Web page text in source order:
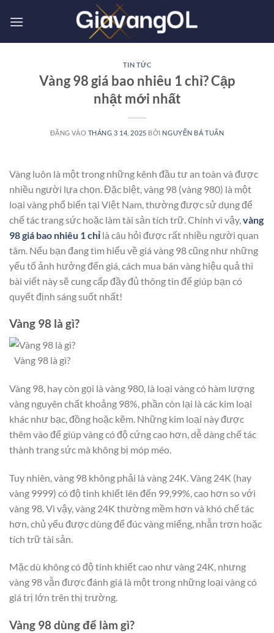
qua
TIN TỨC
Vàng 98 giá bao nhiêu 1 chỉ? Cập
nhật mới nhất
ĐĂNG VÀO THÁNG 3 14, 2025 BỞI NGUYỄN BÁ TUẤN
Vàng luôn là một trong những kênh đầu tư an toàn và được
nhiều người lựa chọn. Đặc biệt, vàng 98 (vàng 980) là một
loại vàng phổ biến tại Việt Nam, thường được sử dụng để
chế tác trang sức hoặc làm tài sản tích trữ. Chính vì vậy, vàng
98 giá bao nhiêu 1 chỉ là câu hỏi được rất nhiều người quan
tâm. Nếu bạn đang tìm hiểu về giá vàng 98 cũng như những
yếu tố ảnh hưởng đến giá, cách mua bán vàng hiệu quả thì
bài viết này sẽ cung cấp đầy đủ thông tin để giúp bạn có
quyết định sáng suốt nhất!
Vàng 98 là gì?
Vàng 98 là gì?
Vàng 98, hay còn gọi là vàng 980, là loại vàng có hàm lượng
vàng nguyên chất khoảng 98%, phần còn lại là các kim loại
khác như bạc, đồng hoặc kẽm. Những kim loại này được
thêm vào để giúp vàng có độ cứng cao hơn, dễ dàng chế tác
thành trang sức mà không bị móp méo.
Tuy nhiên, vàng 98 không phải là vàng 24K. Vàng 24K (hay
vàng 9999) có độ tinh khiết lên đến 99,99%, cao hơn so với
vàng 98. Vì vậy, vàng 24K thường mềm hơn và khó chế tác
hơn, chủ yếu được dùng để đúc vàng miếng, nhẫn trơn hoặc
tích trữ tài sản.
Mặc dù không có độ tinh khiết cao như vàng 24K, nhưng
vàng 98 vẫn được đánh giá là một trong những loại vàng có
giá trị lớn trên thị trường.
Vàng 98 dùng để làm gì?